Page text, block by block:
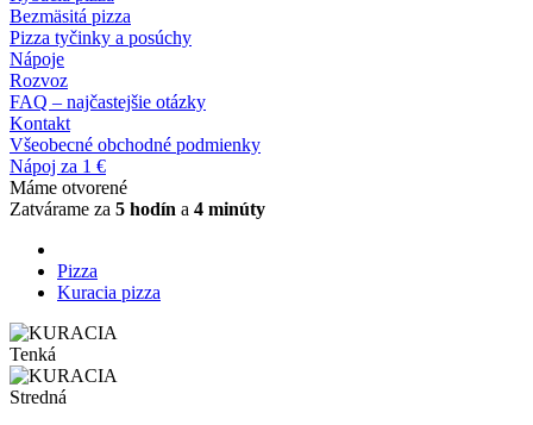
Bezmäsitá pizza
Pizza tyčinky a posúchy
Nápoje
Rozvoz
FAQ – najčastejšie otázky
Kontakt
Všeobecné obchodné podmienky
Nápoj za 1 €
Máme otvorené
Zatvárame za 5 hodín a 4 minúty
Pizza
Kuracia pizza
Tenká
Stredná